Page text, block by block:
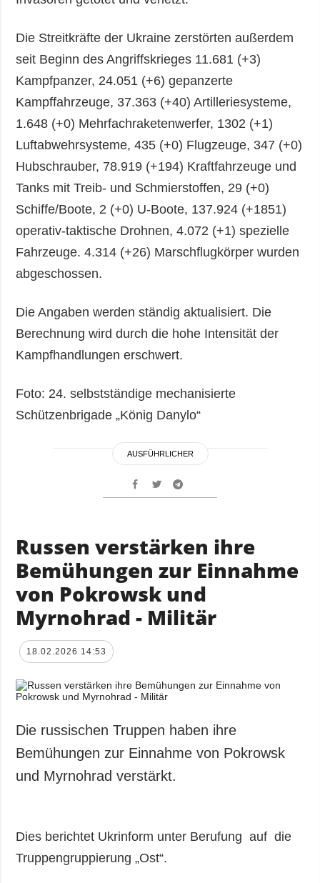
Die Streitkräfte der Ukraine zerstörten außerdem
seit Beginn des Angriffskrieges 11.681 (+3)
Kampfpanzer, 24.051 (+6) gepanzerte
Kampffahrzeuge, 37.363 (+40) Artilleriesysteme,
1.648 (+0) Mehrfachraketenwerfer, 1302 (+1)
Luftabwehrsysteme, 435 (+0) Flugzeuge, 347 (+0)
Hubschrauber, 78.919 (+194) Kraftfahrzeuge und
Tanks mit Treib- und Schmierstoffen, 29 (+0)
Schiffe/Boote, 2 (+0) U-Boote, 137.924 (+1851)
operativ-taktische Drohnen, 4.072 (+1) spezielle
Fahrzeuge. 4.314 (+26) Marschflugkörper wurden
abgeschossen.
Die Angaben werden ständig aktualisiert. Die
Berechnung wird durch die hohe Intensität der
Kampfhandlungen erschwert.
Foto: 24. selbstständige mechanisierte
Schützenbrigade „König Danylo“
AUSFÜHRLICHER
Russen verstärken ihre
Bemühungen zur Einnahme
von Pokrowsk und
Myrnohrad - Militär
18.02.2026 14:53
Die russischen Truppen haben ihre
Bemühungen zur Einnahme von Pokrowsk
und Myrnohrad verstärkt.
Dies berichtet Ukrinform unter Berufung auf die
Truppengruppierung „Ost“.